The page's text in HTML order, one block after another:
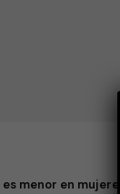
menor en